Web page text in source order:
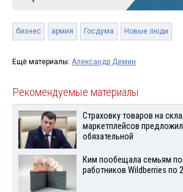
бизнес армия Госдума Новые люди
Ещё материалы: Александр Демин
Рекомендуемые материалы
Страховку товаров на
маркетплейсов
обязательной
Ким пообещала семьям
работников Wildberries по